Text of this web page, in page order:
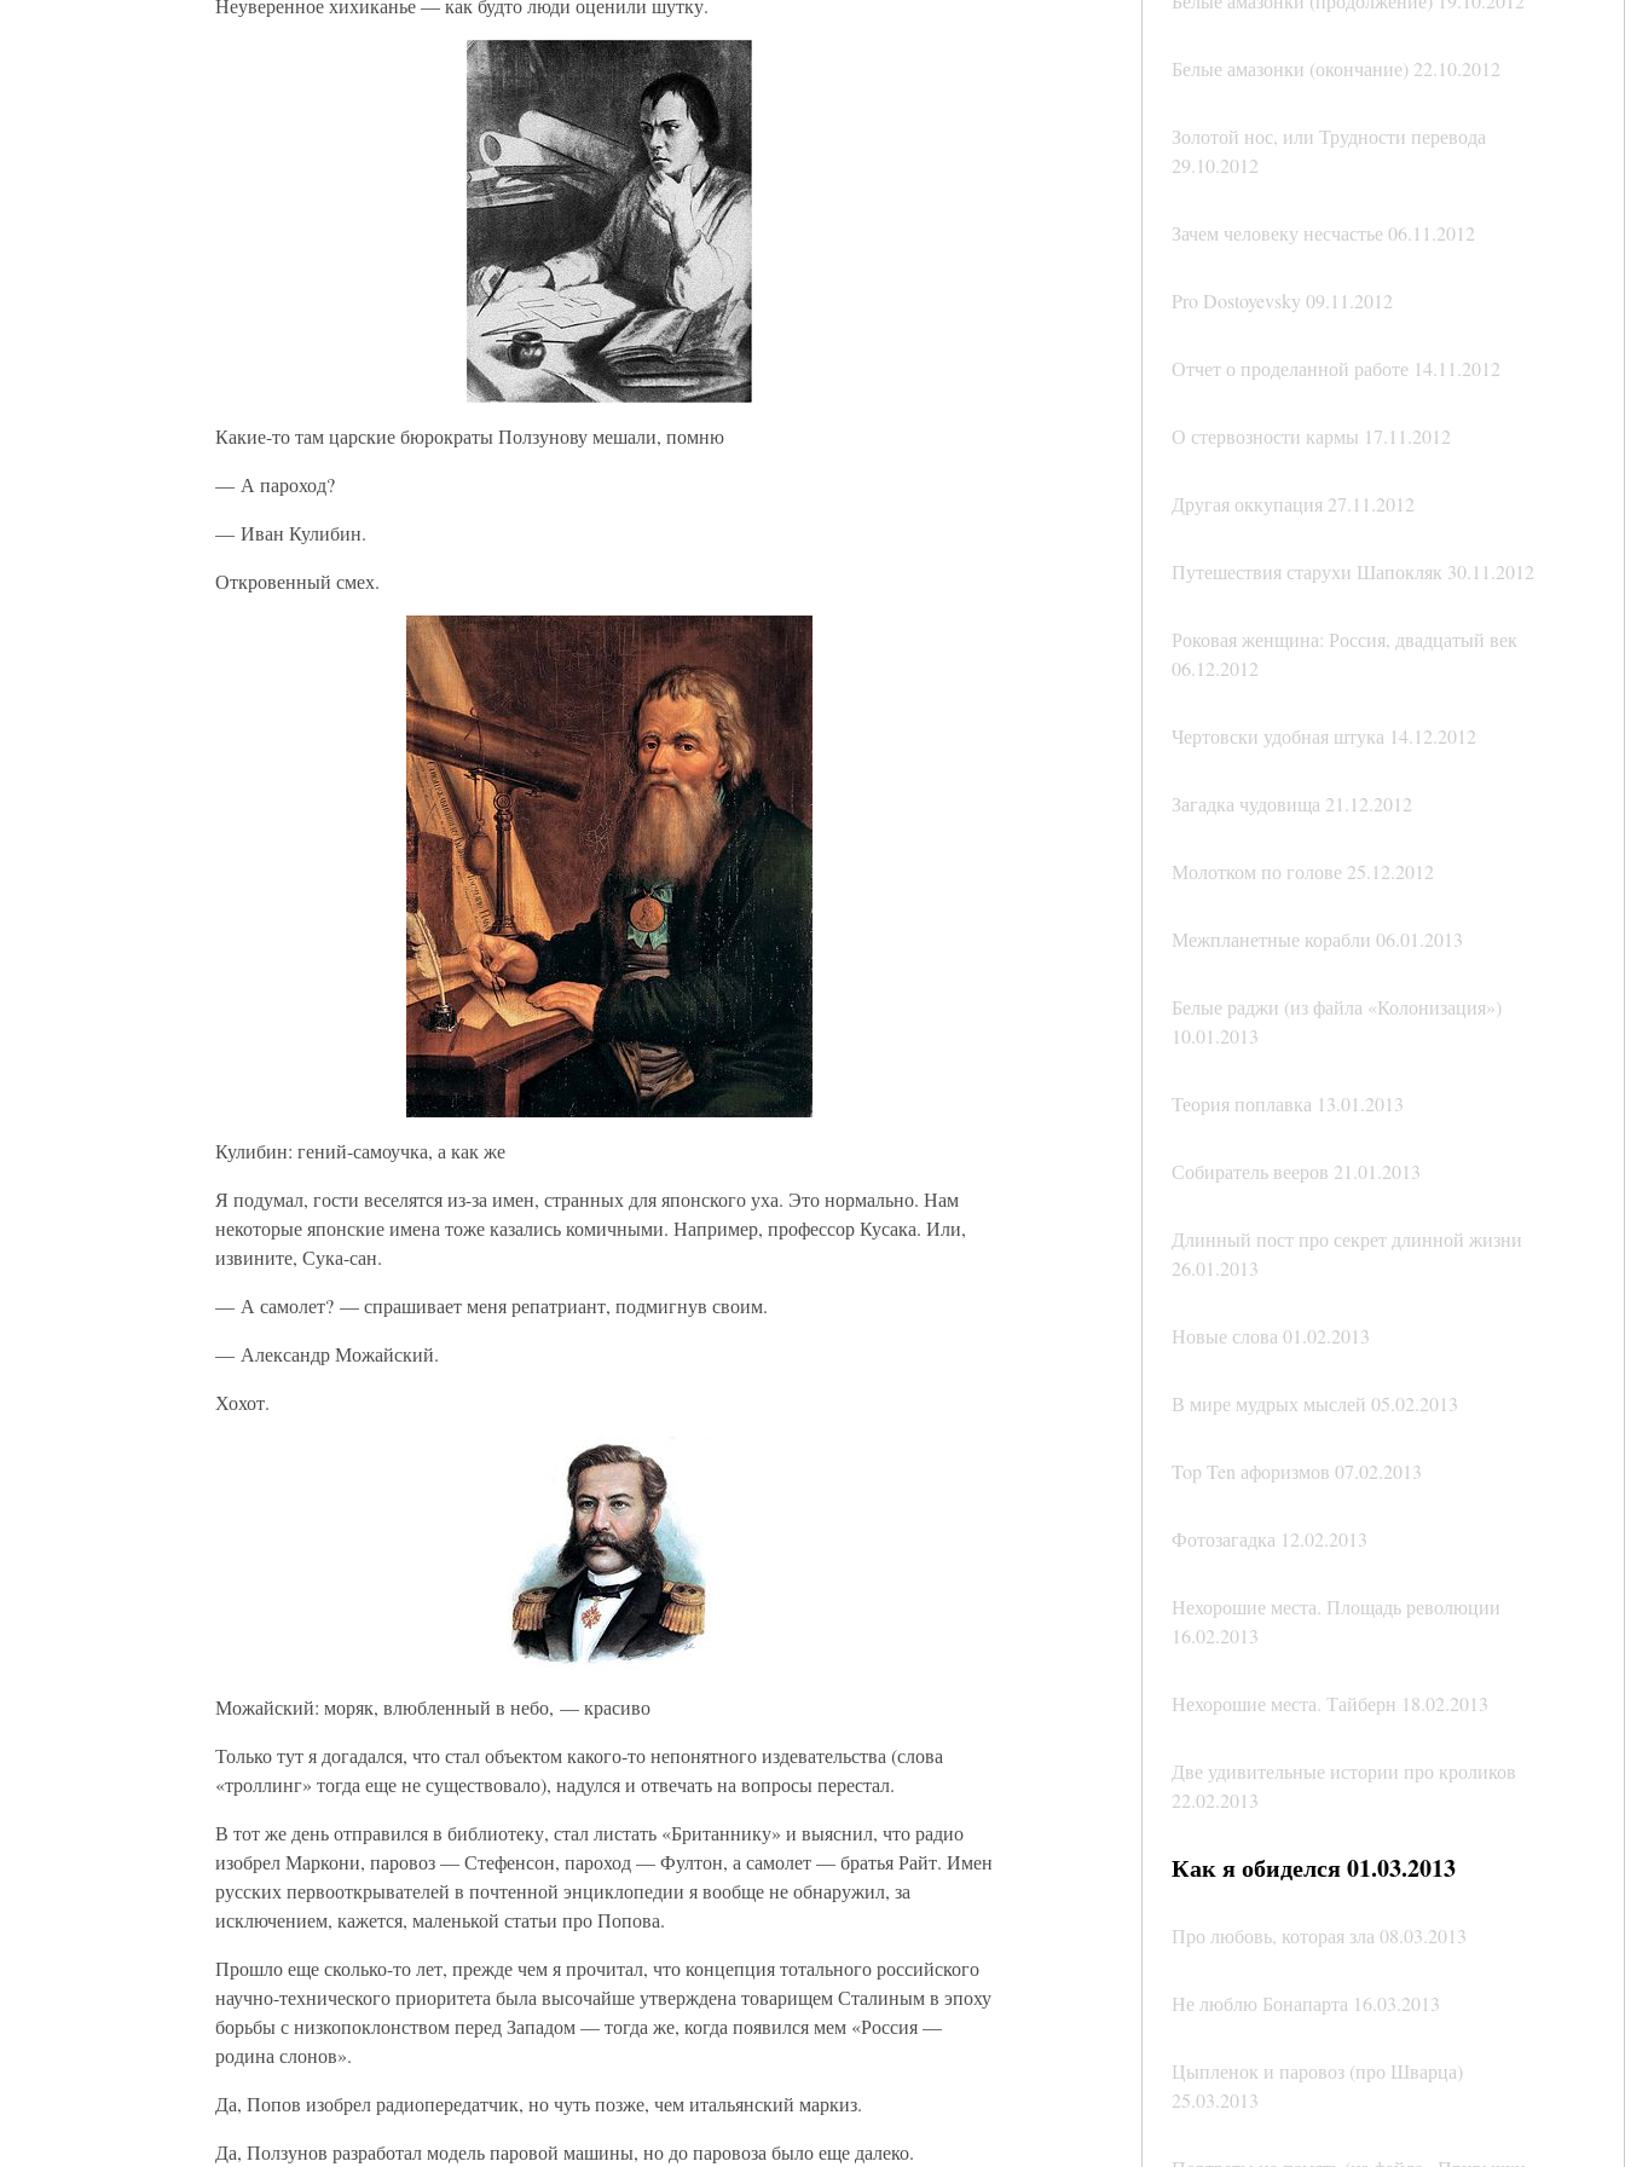
Белые амазонки (окончание) 22.10.2012
Золотой нос, или Трудности перевода
29.10.2012
Зачем человеку несчастье 06.11.2012
Pro Dostoyevsky 09.11.2012
Отчет о проделанной работе 14.11.2012
О стервозности кармы 17.11.2012
Другая оккупация 27.11.2012
Путешествия старухи Шапокляк 30.11.2012
Роковая женщина: Россия, двадцатый век
06.12.2012
Чертовски удобная штука 14.12.2012
Загадка чудовища 21.12.2012
Молотком по голове 25.12.2012
Межпланетные корабли 06.01.2013
Белые раджи (из файла «Колонизация»)
10.01.2013
Теория поплавка 13.01.2013
Собиратель вееров 21.01.2013
Длинный пост про секрет длинной жизни
26.01.2013
Новые слова 01.02.2013
В мире мудрых мыслей 05.02.2013
Top Ten афоризмов 07.02.2013
Фотозагадка 12.02.2013
Нехорошие места. Площадь революции
16.02.2013
Нехорошие места. Тайберн 18.02.2013
Две удивительные истории про кроликов
22.02.2013
Как я обиделся 01.03.2013
Про любовь, которая зла 08.03.2013
Не люблю Бонапарта 16.03.2013
Цыпленок и паровоз (про Шварца)
25.03.2013
Неуверенное хихиканье — как будто люди оценили шутку.
Какие-то там царские бюрократы Ползунову мешали, помню
— А пароход?
— Иван Кулибин.
Откровенный смех.
Кулибин: гений-самоучка, а как же
Я подумал, гости веселятся из-за имен, странных для японского уха. Это нормально. Нам
некоторые японские имена тоже казались комичными. Например, профессор Кусака. Или,
извините, Сука-сан.
— А самолет? — спрашивает меня репатриант, подмигнув своим.
— Александр Можайский.
Хохот.
Можайский: моряк, влюбленный в небо, — красиво
Только тут я догадался, что стал объектом какого-то непонятного издевательства (слова
«троллинг» тогда еще не существовало), надулся и отвечать на вопросы перестал.
В тот же день отправился в библиотеку, стал листать «Британнику» и выяснил, что радио
изобрел Маркони, паровоз — Стефенсон, пароход — Фултон, а самолет — братья Райт. Имен
русских первооткрывателей в почтенной энциклопедии я вообще не обнаружил, за
исключением, кажется, маленькой статьи про Попова.
Прошло еще сколько-то лет, прежде чем я прочитал, что концепция тотального российского
научно-технического приоритета была высочайше утверждена товарищем Сталиным в эпоху
борьбы с низкопоклонством перед Западом — тогда же, когда появился мем «Россия —
родина слонов».
Да, Попов изобрел радиопередатчик, но чуть позже, чем итальянский маркиз.
Да, Ползунов разработал модель паровой машины, но до паровоза было еще далеко.